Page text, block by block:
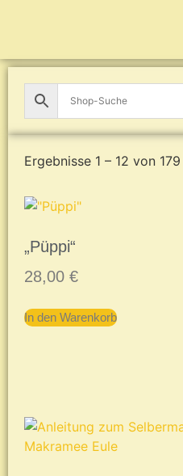
Ergebnisse 1 – 12 von
„Püppi“
28,00 €
In den Warenkorb